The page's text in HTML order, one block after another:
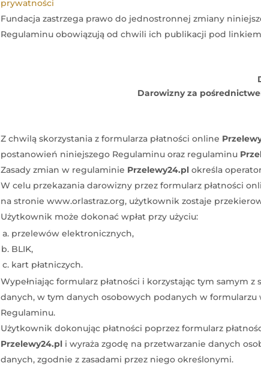
prywatności
Fundacja zastrzega prawo do jednostronnej zmiany
Regulaminu obowiązują od chwili ich publikacji pod
Darowizny za
Z chwilą skorzystania z formularza płatności online
postanowień niniejszego Regulaminu oraz regulaminu
Zasady zmian w regulaminie Przelewy24.plokreśla
W celu przekazania darowizny przez formularz płatności
na stronie www.orlastraz.org, użytkownik zostaje
Użytkownik może dokonać wpłat przy użyciu:
przelewów elektronicznych,
BLIK,
kart płatniczych.
Wypełniając formularz płatności i korzystając tym samym z
danych, w tym danych osobowych podanych w
Regulaminu.
Użytkownik dokonując płatności poprzez formularz
Przelewy24.pli wyraża zgodę na przetwarzanie danych
danych, zgodnie z zasadami przez niego określonymi.